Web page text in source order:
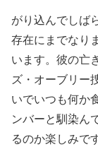
がり込んでしば
存在にまでなり
います。彼の亡
ズ・オーブリー
いでいつも何か
ンバーと馴染ん
るのか楽しみで